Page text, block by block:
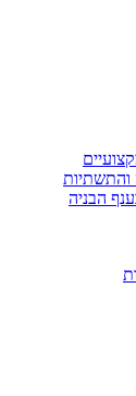
והתשתיות
הבניה